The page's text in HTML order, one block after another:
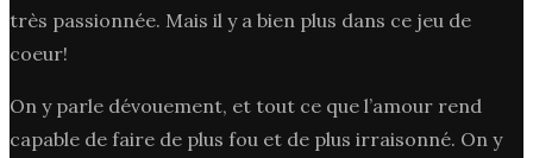
très passionnée. Mais il y a bien plus dans ce jeu de
coeur!
On y parle dévouement, et tout ce que l’amour rend
capable de faire de plus fou et de plus irraisonné. On y